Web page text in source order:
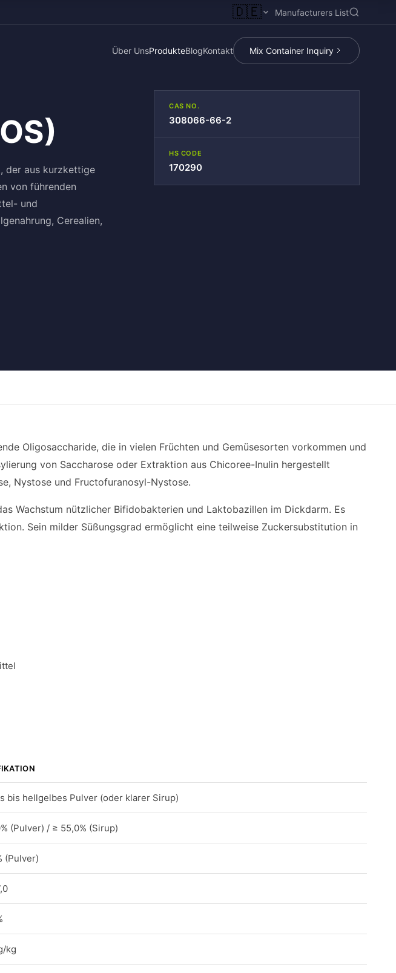
🇩🇪 Manufacturers List
Über UnsProdukteBlogKontakt Mix Container Inquiry
der aus kurzkettige
von führenden
und
Cerealien,
CAS NO.
308066-66-2
HS CODE
170290
Oligosaccharide, die in vielen Früchten und Gemüsesorten vorkommen und
von Saccharose oder Extraktion aus Chicoree-Inulin hergestellt
Nystose und Fructofuranosyl-Nystose.
Wachstum nützlicher Bifidobakterien und Laktobazillen im Dickdarm. Es
Sein milder Süßungsgrad ermöglicht eine teilweise Zuckersubstitution in
bis hellgelbes Pulver (oder klarer Sirup)
(Pulver) / ≥ 55,0% (Sirup)
(Pulver)
kg